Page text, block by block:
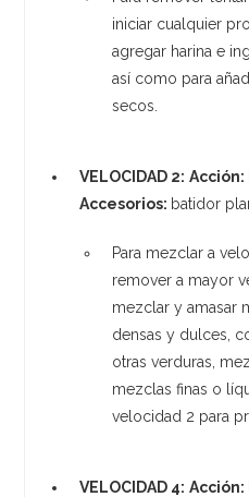
iniciar cualquier
agregar harina e
así como para
secos.
VELOCIDAD 2: Acción:
Accesorios: batidor
Para mezclar a
remover a mayor
mezclar y amasar
densas y dulces,
otras verduras,
mezclas finas o
velocidad 2 para
VELOCIDAD 4: Acción: